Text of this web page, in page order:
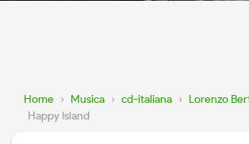
Home › Musica › cd-italiana › Lorenzo
Happy Island